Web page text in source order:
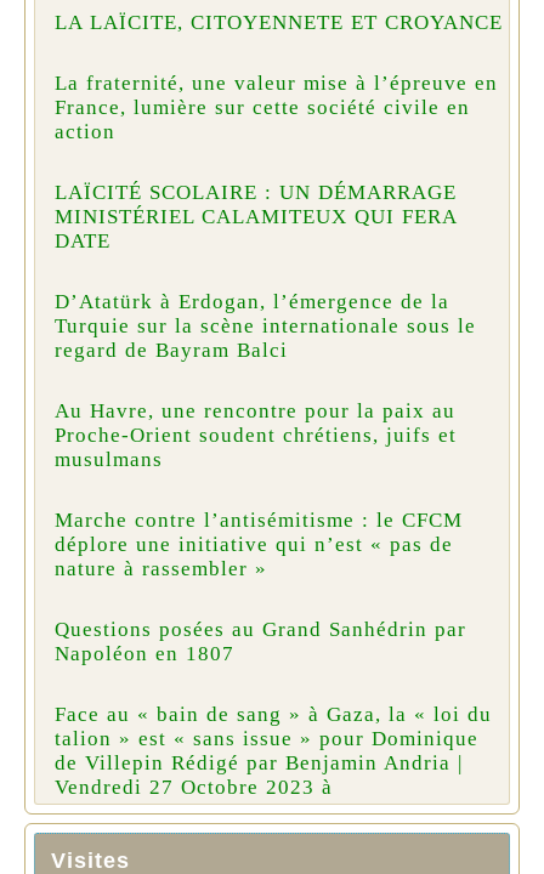
LA LAÏCITE, CITOYENNETE ET CROYANCE
La fraternité, une valeur mise à l’épreuve en
France, lumière sur cette société civile en
action
LAÏCITÉ SCOLAIRE : UN DÉMARRAGE
MINISTÉRIEL CALAMITEUX QUI FERA
DATE
D’Atatürk à Erdogan, l’émergence de la
Turquie sur la scène internationale sous le
regard de Bayram Balci
Au Havre, une rencontre pour la paix au
Proche-Orient soudent chrétiens, juifs et
musulmans
Marche contre l’antisémitisme : le CFCM
déplore une initiative qui n’est « pas de
nature à rassembler »
Questions posées au Grand Sanhédrin par
Napoléon en 1807
Face au « bain de sang » à Gaza, la « loi du
talion » est « sans issue » pour Dominique
de Villepin Rédigé par Benjamin Andria |
Vendredi 27 Octobre 2023 à
Visites